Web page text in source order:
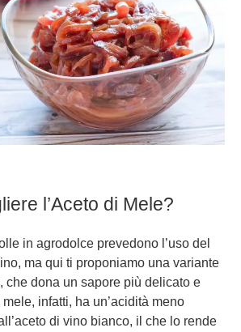
l’Aceto di Mele?
in agrodolce prevedono l’uso del
ma qui ti proponiamo una variante
, che dona un sapore più delicato e
mele, infatti, ha un’acidità meno
di vino bianco, il che lo rende